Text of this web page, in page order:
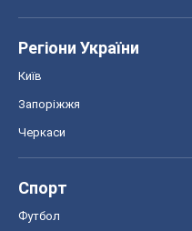
Регіони України
Київ
Запоріжжя
Черкаси
Спорт
Футбол